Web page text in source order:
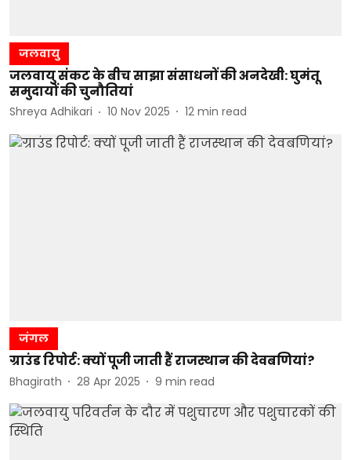
जलवायु
जलवायु संकट के बीच साझा संसाधनों की अनदेखी: घुमंतू
समुदायों की चुनौतियां
Shreya Adhikari 10 Nov 2025 12 min read
जंगल
ग्राउंड रिपोर्ट: क्यों पूजी जाती हैं राजस्थान की देवबणियां?
Bhagirath 28 Apr 2025 9 min read